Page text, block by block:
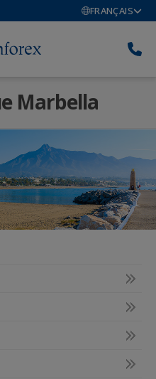
FRANÇAIS
Marbella